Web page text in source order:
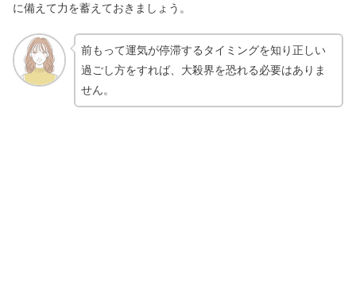
に備えて力を蓄えておきましょう。
前もって運気が停滞するタイミングを知り正しい
過ごし方をすれば、大殺界を恐れる必要はありま
せん。